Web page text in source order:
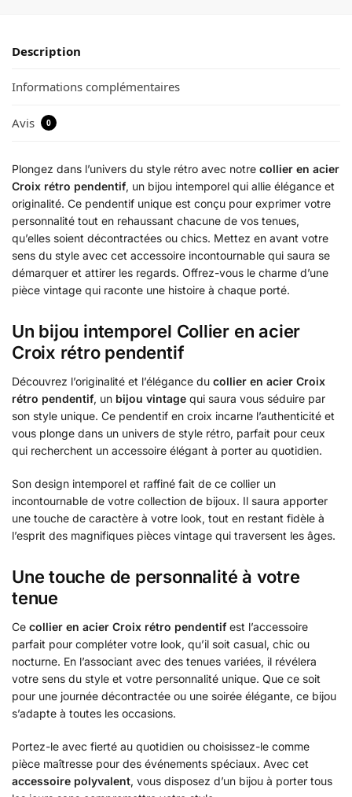
Description
Informations complémentaires
Avis 0
Plongez dans l’univers du style rétro avec notre collier en acier
Croix rétro pendentif, un bijou intemporel qui allie élégance et
originalité. Ce pendentif unique est conçu pour exprimer votre
personnalité tout en rehaussant chacune de vos tenues,
qu’elles soient décontractées ou chics. Mettez en avant votre
sens du style avec cet accessoire incontournable qui saura se
démarquer et attirer les regards. Offrez-vous le charme d’une
pièce vintage qui raconte une histoire à chaque porté.
Un bijou intemporel Collier en acier
Croix rétro pendentif
Découvrez l’originalité et l’élégance du collier en acier Croix
rétro pendentif, un bijou vintage qui saura vous séduire par
son style unique. Ce pendentif en croix incarne l’authenticité et
vous plonge dans un univers de style rétro, parfait pour ceux
qui recherchent un accessoire élégant à porter au quotidien.
Son design intemporel et raffiné fait de ce collier un
incontournable de votre collection de bijoux. Il saura apporter
une touche de caractère à votre look, tout en restant fidèle à
l’esprit des magnifiques pièces vintage qui traversent les âges.
Une touche de personnalité à votre
tenue
Ce collier en acier Croix rétro pendentifest l’accessoire
parfait pour compléter votre look, qu’il soit casual, chic ou
nocturne. En l’associant avec des tenues variées, il révélera
votre sens du style et votre personnalité unique. Que ce soit
pour une journée décontractée ou une soirée élégante, ce bijou
s’adapte à toutes les occasions.
Portez-le avec fierté au quotidien ou choisissez-le comme
pièce maîtresse pour des événements spéciaux. Avec cet
accessoire polyvalent, vous disposez d’un bijou à porter tous